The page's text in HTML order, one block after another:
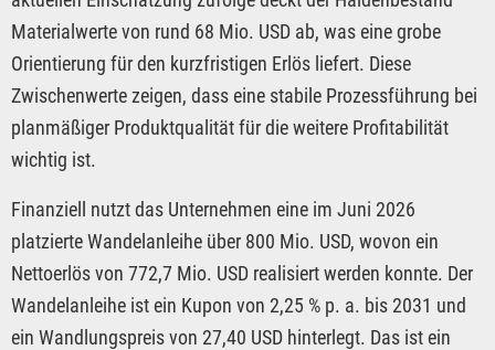
Materialwerte von rund 68 Mio. USD ab, was eine grobe
Orientierung für den kurzfristigen Erlös liefert. Diese
Zwischenwerte zeigen, dass eine stabile Prozessführung bei
planmäßiger Produktqualität für die weitere Profitabilität
wichtig ist.
Finanziell nutzt das Unternehmen eine im Juni 2026
platzierte Wandelanleihe über 800 Mio. USD, wovon ein
Nettoerlös von 772,7 Mio. USD realisiert werden konnte. Der
Wandelanleihe ist ein Kupon von 2,25 % p. a. bis 2031 und
ein Wandlungspreis von 27,40 USD hinterlegt. Das ist ein